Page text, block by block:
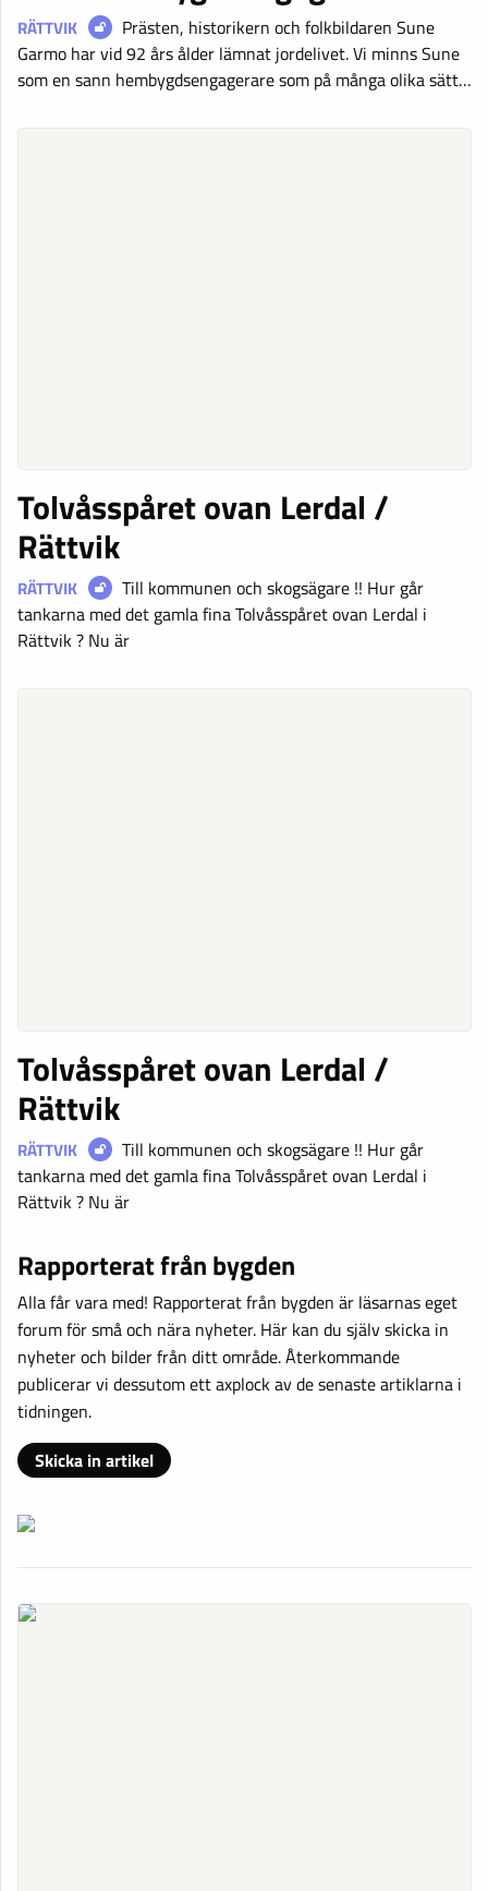
RÄTTVIK
Prästen, historikern och folkbildaren Sune
Garmo har vid 92 års ålder lämnat jordelivet. Vi minns Sune
som en sann hembygdsengagerare som på många olika sätt…
Tolvåsspåret ovan Lerdal /
Rättvik
RÄTTVIK
Till kommunen och skogsägare !! Hur går
tankarna med det gamla fina Tolvåsspåret ovan Lerdal i
Rättvik ? Nu är
Tolvåsspåret ovan Lerdal /
Rättvik
RÄTTVIK
Till kommunen och skogsägare !! Hur går
tankarna med det gamla fina Tolvåsspåret ovan Lerdal i
Rättvik ? Nu är
Rapporterat från bygden
Alla får vara med! Rapporterat från bygden är läsarnas eget
forum för små och nära nyheter. Här kan du själv skicka in
nyheter och bilder från ditt område. Återkommande
publicerar vi dessutom ett axplock av de senaste artiklarna i
tidningen.
Skicka in artikel